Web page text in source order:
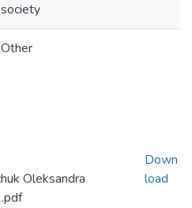
society
Other
Oleksandra
Down
load